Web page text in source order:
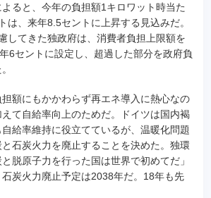
ると、今年の負担額1キロワット時当た
は、来年8.5セントに上昇する見込みだ。
してきた独政府は、消費者負担上限額を
6セントに設定し、超過した部分を政府負
額にもかかわらず再エネ導入に熱心なの
て自給率向上のためだ。ドイツは国内褐
給率維持に役立てているが、温暖化問題
石炭火力を廃止することを決めた。独環
脱原子力を行った国は世界で初めてだ」
炭火力廃止予定は2038年だ。18年も先